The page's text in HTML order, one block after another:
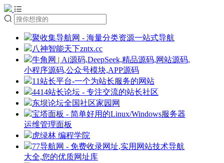
聚收集导航网 - 海量分类资源一站式导航
八神智能天下zntx.cc
牛角网 | Ai源码,DeepSeek,精品源码,网站源码,
小程序源码,公众号模块,APP源码
11站长平台-一个为站长服务的网站
4414站长论坛 - 专注交流的站长社区
东坝论坛全国社区家园网
宝塔面板 - 简单好用的Linux/Windows服务器
运维管理面板
虎绿林 编程学院
77导航网 - 免费收录网址,实用网站技术导航
大全,您的优质网址库